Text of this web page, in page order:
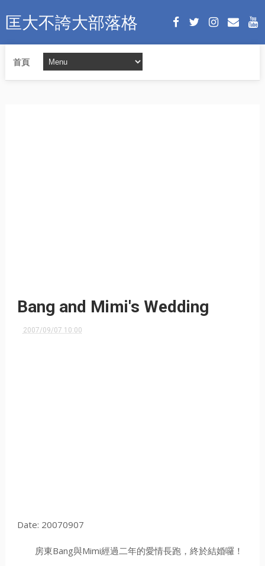
匡大不誇大部落格
首頁
Bang and Mimi's Wedding
2007/09/07 10:00
Date: 20070907
房東Bang與Mimi經過二年的愛情長跑，終於結婚囉！